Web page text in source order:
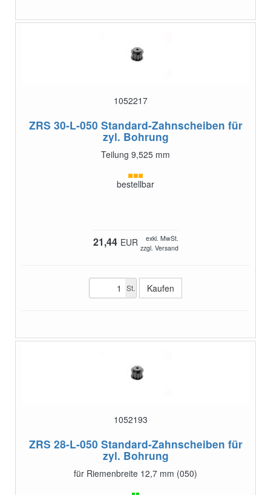
1052217
ZRS 30-L-050 Standard-Zahnscheiben für
zyl. Bohrung
Teilung 9,525 mm
bestellbar
21,44 EUR
exkl. MwSt.
zzgl. Versand
St.
1052193
ZRS 28-L-050 Standard-Zahnscheiben für
zyl. Bohrung
für Riemenbreite 12,7 mm (050)